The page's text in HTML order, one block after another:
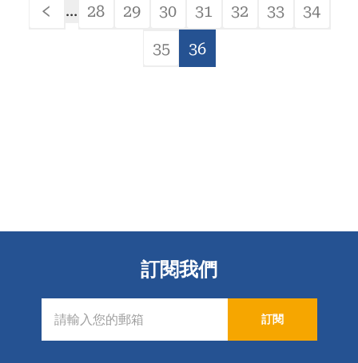
Previous
…
頁
28
頁
29
頁
面
30
頁
面
31
頁
32
頁
33
頁
34
頁
35
目
前
36
訂閱我們
訂閱